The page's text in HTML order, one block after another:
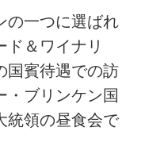
の一つに選ばれ
ド＆ワイナリ
国賓待遇での訪
・ブリンケン国
統領の昼食会で